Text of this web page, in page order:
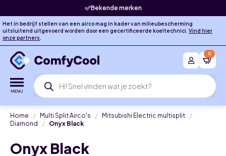
Bekende merken
Het in bedrijf stellen van een airco mag in kader van milieubescherming
uitsluitend uitgevoerd worden door een gecertificeerde koeltechnici. Vind hier
onze partners.
Producten
zoeken
0
Home Multi Split Airco's
Mitsubishi Electric multisplit
Diamond
Onyx Black
Onyx Black